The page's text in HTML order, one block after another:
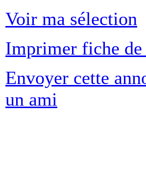
Voir ma sélection
Imprimer fiche
Envoyer cette
un ami